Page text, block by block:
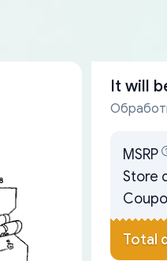
It will
MSRP
Store
Total